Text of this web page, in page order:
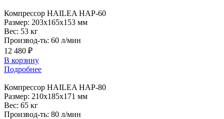
Компрессор HAILEA HAP-60
Размер: 203x165x153 мм
Вес: 53 кг
Производ-ть: 60 л/мин
12 480 ₽
В корзину
Подробнее
Компрессор HAILEA HAP-80
Размер: 210x185x171 мм
Вес: 65 кг
Производ-ть: 80 л/мин